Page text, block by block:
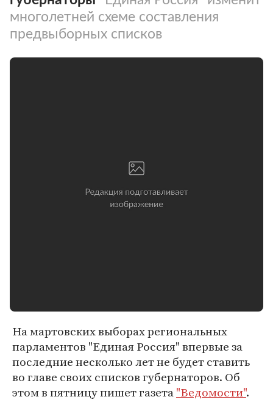
многолетней схеме составления
предвыборных списков
На мартовских выборах региональных
парламентов "Единая Россия" впервые за
последние несколько лет не будет ставить
во главе своих списков губернаторов. Об
этом в пятницу пишет газета"Ведомости".